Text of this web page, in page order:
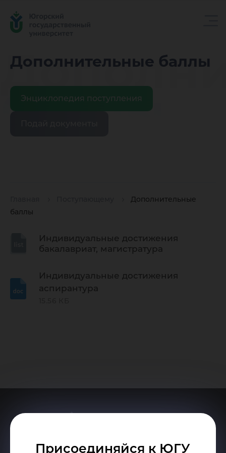
Дополнительные баллы
Энциклопедия поступления
Дополнительные
баллы
баллы
Присоединяйся к ЮГУ
Индивидуальные достижения
бакалавриат, магистратура
Индивидуальные достижения
аспирантура